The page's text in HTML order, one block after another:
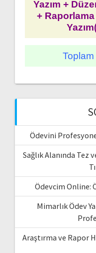
Yazım +
+
Ödevini
Sağlık Alanında Tez
Ödevcim Online:
Mimarlık Ödev
Araştırma ve Rapor